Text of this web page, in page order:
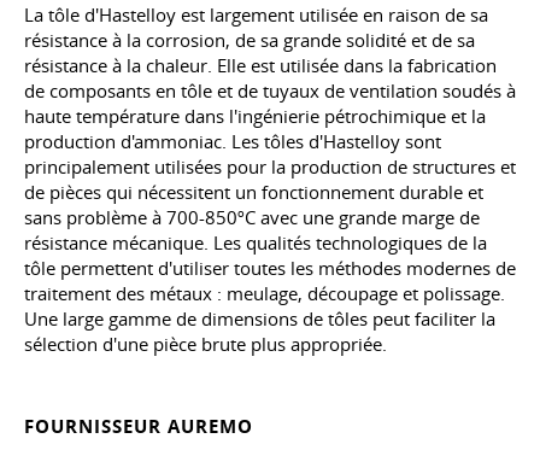
La tôle d'Hastelloy est largement utilisée en raison de sa
résistance à la corrosion, de sa grande solidité et de sa
résistance à la chaleur. Elle est utilisée dans la fabrication
de composants en tôle et de tuyaux de ventilation soudés à
haute température dans l'ingénierie pétrochimique et la
production d'ammoniac. Les tôles d'Hastelloy sont
principalement utilisées pour la production de structures et
de pièces qui nécessitent un fonctionnement durable et
sans problème à 700-850ºC avec une grande marge de
résistance mécanique. Les qualités technologiques de la
tôle permettent d'utiliser toutes les méthodes modernes de
traitement des métaux : meulage, découpage et polissage.
Une large gamme de dimensions de tôles peut faciliter la
sélection d'une pièce brute plus appropriée.
FOURNISSEUR AUREMO